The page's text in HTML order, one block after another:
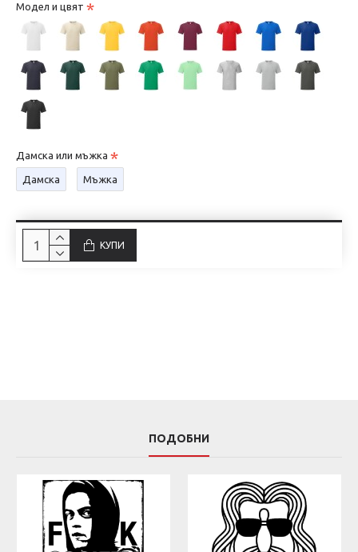
Модел и цвят
Дамска или мъжка
Дамска Мъжка
КУПИ
ПОДОБНИ